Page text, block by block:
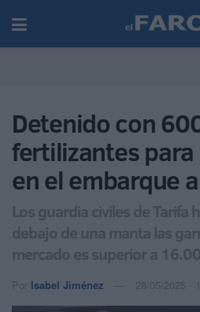
Detenido con
fertilizantes
en el embarque
Los guardia civiles de Tarifa
debajo de una manta las
mercado es superior a
Por Isabel Jiménez 28/05/2025 -